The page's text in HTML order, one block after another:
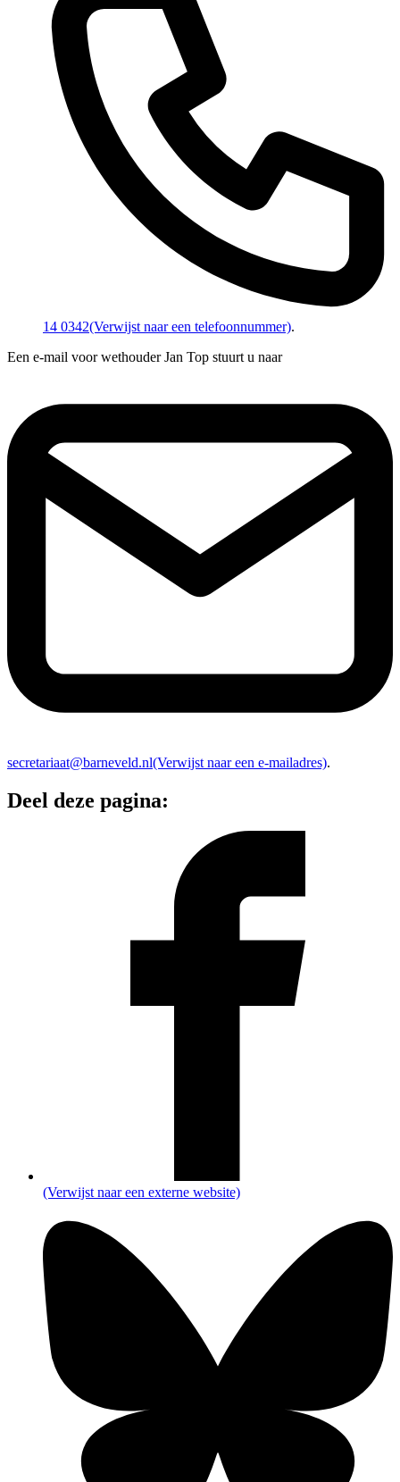
14 0342(Verwijst naar een telefoonnummer).
Een e-mail voor wethouder Jan Top stuurt u naar
secretariaat@barneveld.nl(Verwijst naar een e-mailadres).
Deel deze pagina:
(Verwijst naar een externe website)